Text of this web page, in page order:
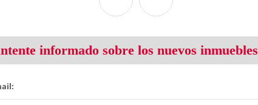
informado sobre los nuevos inmuebles